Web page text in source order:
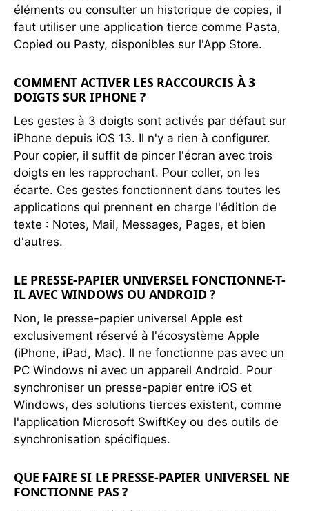
éléments ou consulter un historique de copies, il
faut utiliser une application tierce comme Pasta,
Copied ou Pasty, disponibles sur l'App Store.
COMMENT ACTIVER LES RACCOURCIS À 3
DOIGTS SUR IPHONE ?
Les gestes à 3 doigts sont activés par défaut sur
iPhone depuis iOS 13. Il n'y a rien à configurer.
Pour copier, il suffit de pincer l'écran avec trois
doigts en les rapprochant. Pour coller, on les
écarte. Ces gestes fonctionnent dans toutes les
applications qui prennent en charge l'édition de
texte : Notes, Mail, Messages, Pages, et bien
d'autres.
LE PRESSE-PAPIER UNIVERSEL FONCTIONNE-T-
IL AVEC WINDOWS OU ANDROID ?
Non, le presse-papier universel Apple est
exclusivement réservé à l'écosystème Apple
(iPhone, iPad, Mac). Il ne fonctionne pas avec un
PC Windows ni avec un appareil Android. Pour
synchroniser un presse-papier entre iOS et
Windows, des solutions tierces existent, comme
l'application Microsoft SwiftKey ou des outils de
synchronisation spécifiques.
QUE FAIRE SI LE PRESSE-PAPIER UNIVERSEL NE
FONCTIONNE PAS ?